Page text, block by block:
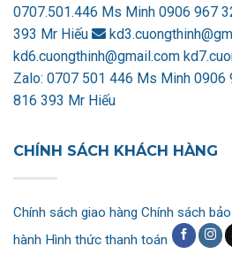
0707.501.446 Ms Minh 0906 967
393 Mr Hiếu
kd6.cuongthinh@gmail.com
Zalo: 0707 501 446 Ms Minh 0906
816 393 Mr Hiếu
CHÍNH SÁCH KHÁCH HÀNG
Chính sách giao hàng Chính sách
hành Hình thức thanh toán